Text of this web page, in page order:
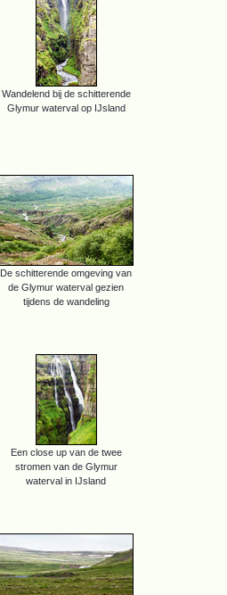
Wandelend bij de schitterende
Glymur waterval op IJsland
De schitterende omgeving van
de Glymur waterval gezien
tijdens de wandeling
Een close up van de twee
stromen van de Glymur
waterval in IJsland